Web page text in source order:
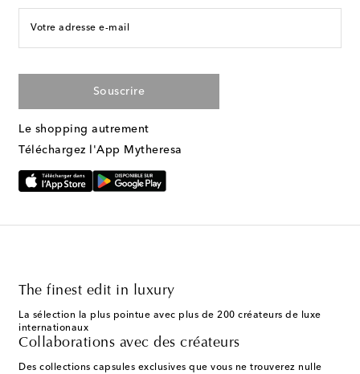
Votre adresse e-mail
Souscrire
Le shopping autrement
Téléchargez l'App Mytheresa
The finest edit in luxury
La sélection la plus pointue avec plus de 200 créateurs de luxe
internationaux
Collaborations avec des créateurs
Des collections capsules exclusives que vous ne trouverez nulle